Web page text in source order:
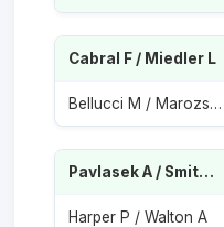
Cabral F / Miedler L
Bellucci M / Marozsan F
Pavlasek A / Smith J-P
Harper P / Walton A